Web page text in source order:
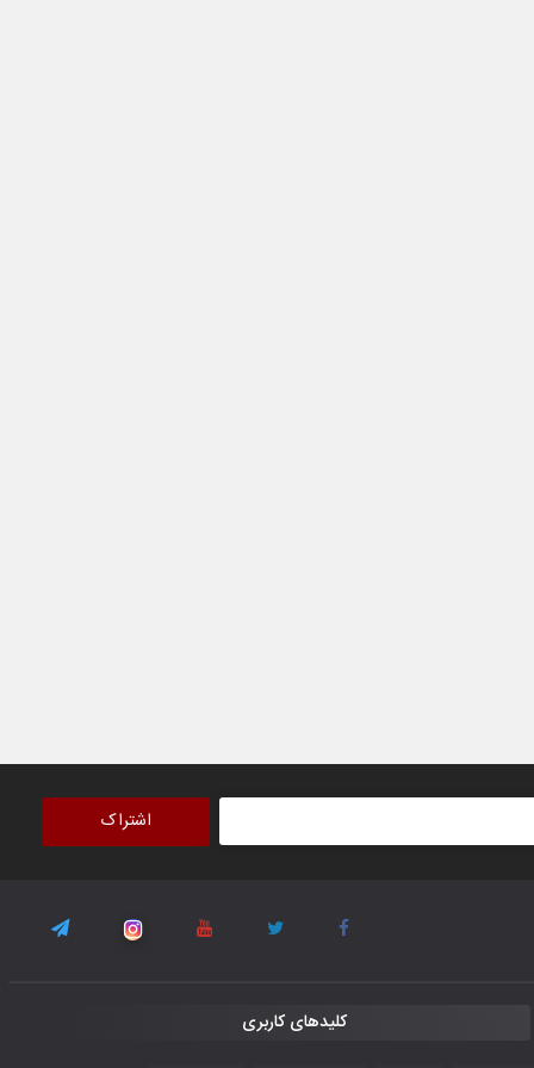
اشتراک
کلیدهای کاربری